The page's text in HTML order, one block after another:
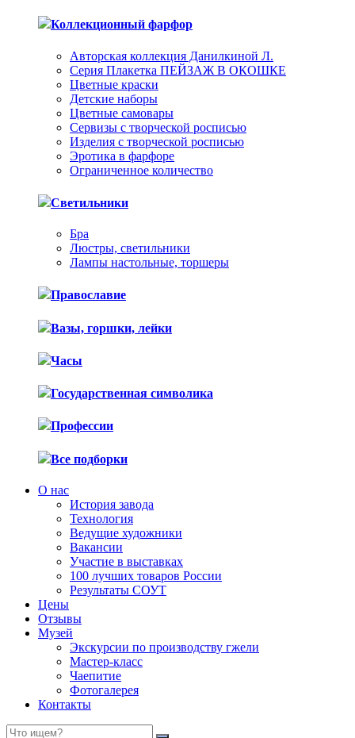
Коллекционный фарфор
Авторская коллекция Данилкиной Л.
Серия Плакетка ПЕЙЗАЖ В ОКОШКЕ
Цветные краски
Детские наборы
Цветные самовары
Сервизы с творческой росписью
Изделия с творческой росписью
Эротика в фарфоре
Ограниченное количество
Светильники
Бра
Люстры, светильники
Лампы настольные, торшеры
Православие
Вазы, горшки, лейки
Часы
Государственная символика
Профессии
Все подборки
О нас
История завода
Технология
Ведущие художники
Вакансии
Участие в выставках
100 лучших товаров России
Результаты СОУТ
Цены
Отзывы
Музей
Экскурсии по производству гжели
Мастер-класс
Чаепитие
Фотогалерея
Контакты